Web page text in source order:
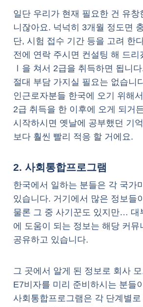
일단 우리가 현재 필요한 건 유창
니잖아요. 넉넉히 3개월 정도면
단, 시험 접수 기간 등을 고려 한
전에 연락 주시면 컨설팅 해 드리
Ⅰ을 쳐서 2급을 취득하면 됩니
절대 부담 가지실 필요는 없습니
인근로자분들 한국에 오기 위해
2급 취득을 한 이후에 오게 되거
시작하시면 옛날에 공부했던 기
보다 훨씬 빨리 적응 할 거에요.
2. 사회통합프로그램
한국에서 일하는 분들은 각 국가
있습니다. 거기에서 많은 정보들
물론 그 중 사기꾼도 있지만… 대
에 도움이 되는 정보는 해당 커뮤
공유하고 있습니다.
그 곳에서 알게 된 정보로 회사
E7비자를 미리 준비하시는 분들
사회통합프로그램은 각 단계별